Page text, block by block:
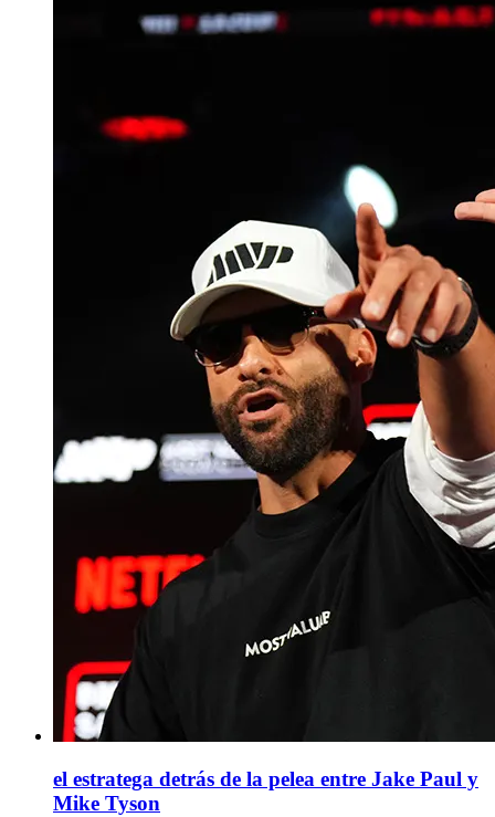
el estratega detrás de la pelea entre Jake Paul y
Mike Tyson